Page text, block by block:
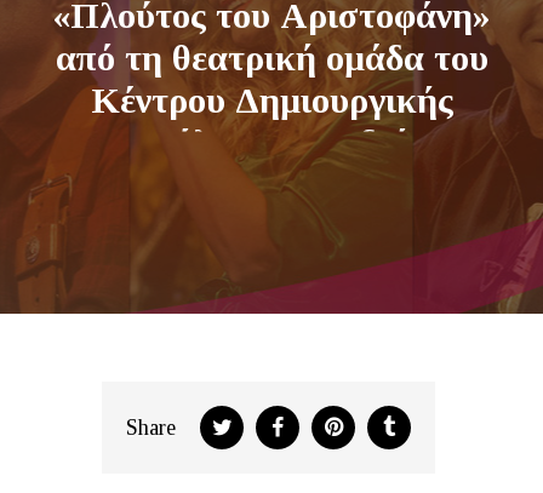
«Πλούτος του Αριστοφάνη»
από τη θεατρική ομάδα του
Κέντρου Δημιουργικής
Απασχόλησης Παιδιών με
Αναπηρία «ΚΔΑΠ μεΑ
ΠΝΟΗ»
Share